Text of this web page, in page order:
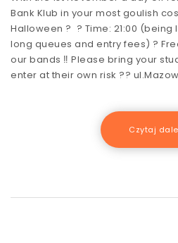
Bank Klub in your most goulish
Halloween ? ? Time: 21:00 (being
long queues and entry fees) ?
our bands ‼️ Please bring your
enter at their own risk ??
Czytaj